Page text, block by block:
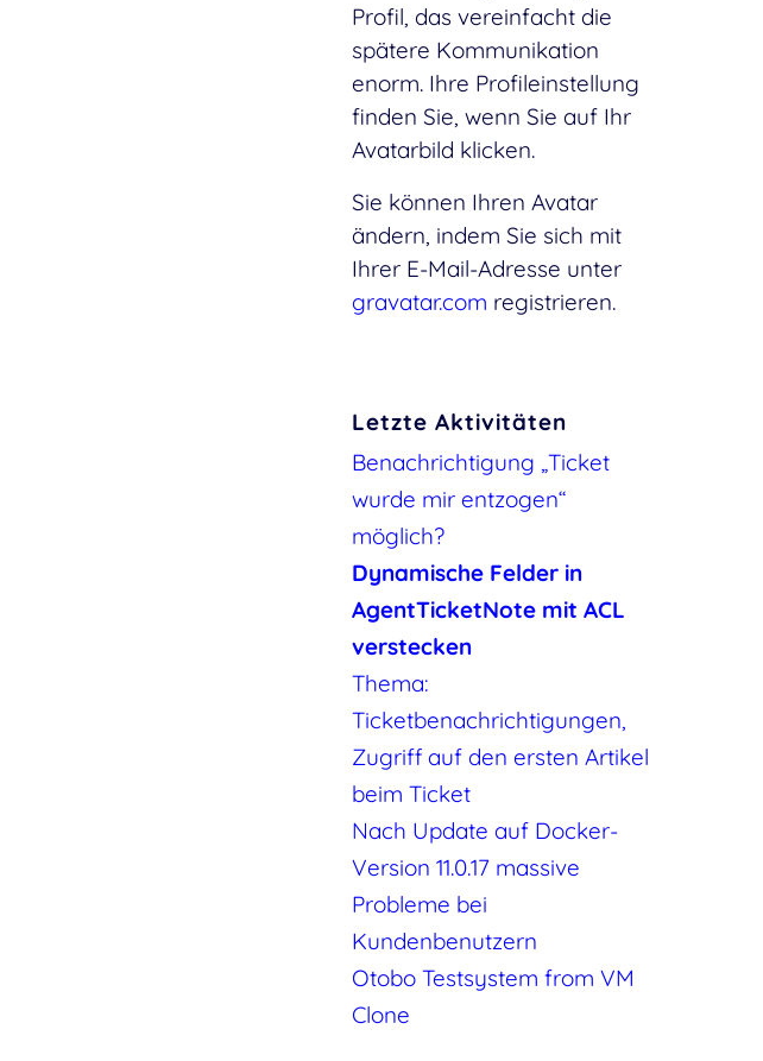
Profil, das vereinfacht die
spätere Kommunikation
enorm. Ihre Profileinstellung
finden Sie, wenn Sie auf Ihr
Avatarbild klicken.
Sie können Ihren Avatar
ändern, indem Sie sich mit
Ihrer E-Mail-Adresse unter
gravatar.com registrieren.
Letzte Aktivitäten
Benachrichtigung „Ticket
wurde mir entzogen“
möglich?
Dynamische Felder in
AgentTicketNote mit ACL
verstecken
Thema:
Ticketbenachrichtigungen,
Zugriff auf den ersten Artikel
beim Ticket
Nach Update auf Docker-
Version 11.0.17 massive
Probleme bei
Kundenbenutzern
Otobo Testsystem from VM
Clone